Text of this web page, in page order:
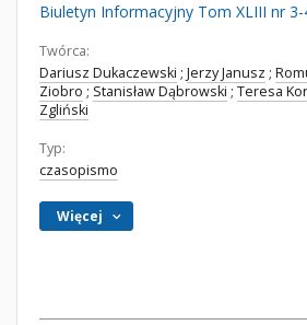
Biuletyn Informacyjny Tom XLIII nr 3-
Twórca:
Dariusz Dukaczewski ; Jerzy Janusz ;
Ziobro ; Stanisław Dąbrowski ; Teresa
Zgliński
Typ:
czasopismo
Więcej